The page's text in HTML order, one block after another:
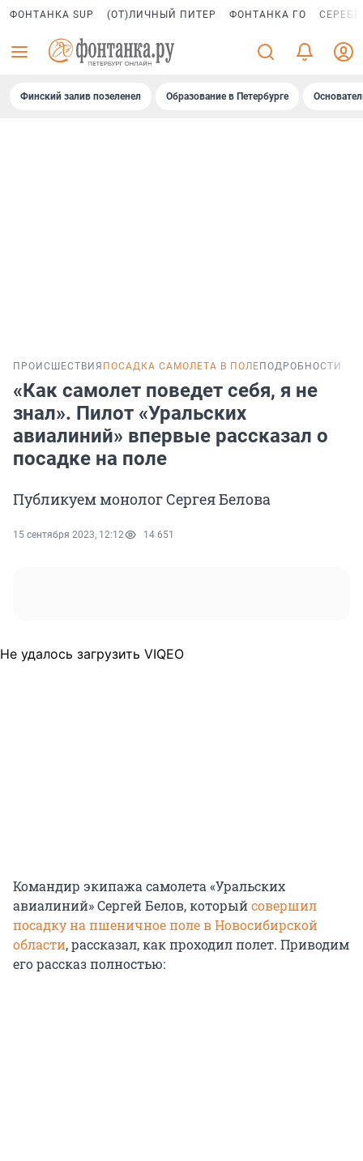
ФОНТАНКА SUP (ОТ)ЛИЧНЫЙ ПИТЕР ФОНТАНКА ГО
Финский залив позеленел Образование в Петербурге
ПРОИСШЕСТВИЯ ПОСАДКА САМОЛЕТА В ПОЛЕ ПОДРОБНОСТИ
«Как самолет поведет себя, я не
знал». Пилот «Уральских
авиалиний» впервые рассказал о
посадке на поле
Публикуем монолог Сергея Белова
15 сентября 2023, 12:12 14 651
Не удалось загрузить VIQEO
Командир экипажа самолета «Уральских
авиалиний» Сергей Белов, которыйсовершил
посадку на пшеничное поле в Новосибирской
области, рассказал, как проходил полет. Приводим
его рассказ полностью: